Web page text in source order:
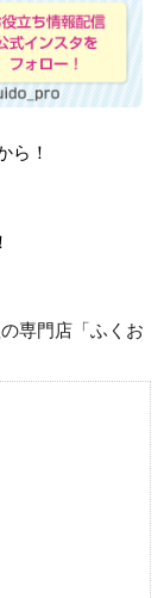
ら！
専門店「ふくお